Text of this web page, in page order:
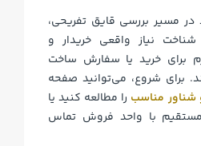
در مسیر بررسی قایق تفریحی،
نیاز واقعی خریدار و
برای خرید یا سفارش ساخت
برای شروع، می‌توانید صفحه
شناور مناسب را مطالعه کنید یا
مستقیم با واحد فروش تماس